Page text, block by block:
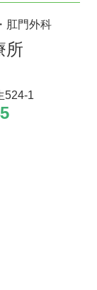
肛門外科
所
524-1